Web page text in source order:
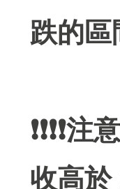
跌的
❗️❗️❗️❗️注意
收高於